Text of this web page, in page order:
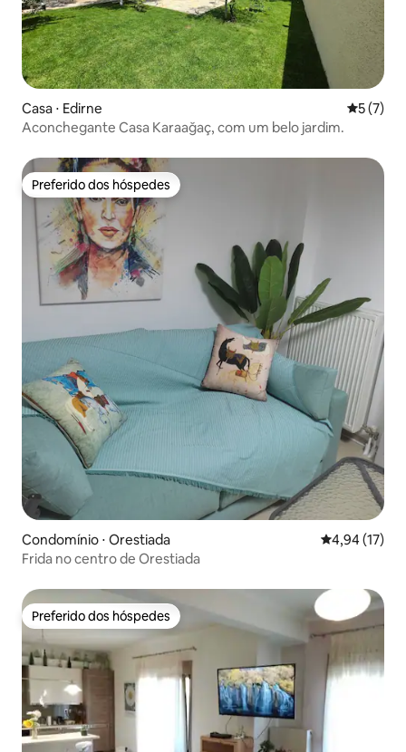
Casa ⋅ Edirne 5 de
5 (7)
Aconchegante Casa Karaağaç, com um belo jardim.
Preferido dos hóspedes
Preferido dos hóspedes
Condomínio ⋅ Orestiada 4,94 de uma
4,94 (17)
Frida no centro de Orestiada
Preferido dos hóspedes
Preferido dos hóspedes